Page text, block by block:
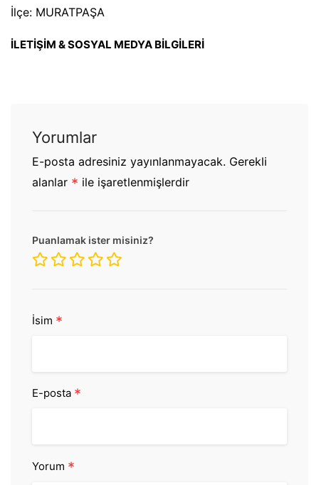
İlçe: MURATPAŞA
İLETİŞİM & SOSYAL MEDYA BİLGİLERİ
Yorumlar
E-posta adresiniz yayınlanmayacak. Gerekli
alanlar * ile işaretlenmişlerdir
Puanlamak ister misiniz?
İsim *
E-posta *
Yorum *